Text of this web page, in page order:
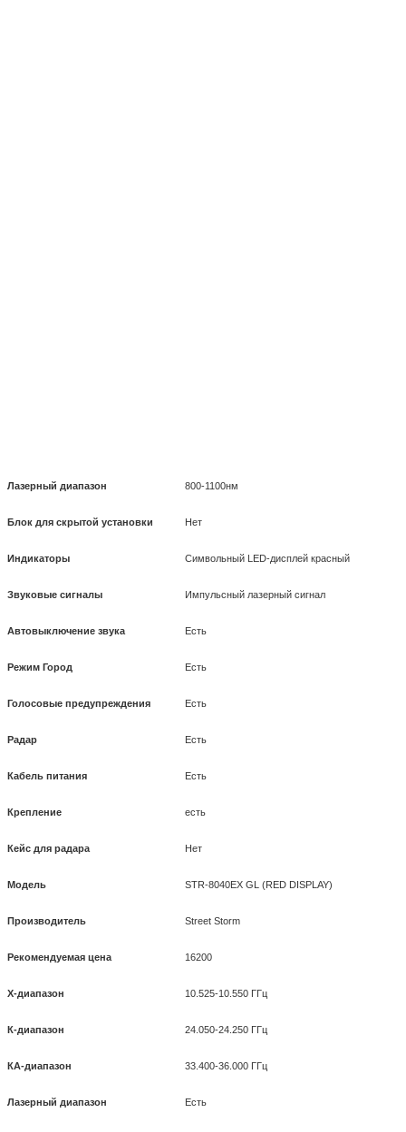
Лазерный диапазон 800-1100нм
Блок для скрытой установки Нет
Индикаторы Символьный LED-дисплей красный
Звуковые сигналы Импульсный лазерный сигнал
Автовыключение звука Есть
Режим Город Есть
Голосовые предупреждения Есть
Радар Есть
Кабель питания Есть
Крепление есть
Кейс для радара Нет
Модель STR-8040EX GL (RED DISPLAY)
Производитель Street Storm
Рекомендуемая цена 16200
X-диапазон 10.525-10.550 ГГц
К-диапазон 24.050-24.250 ГГц
КА-диапазон 33.400-36.000 ГГц
Лазерный диапазон Есть